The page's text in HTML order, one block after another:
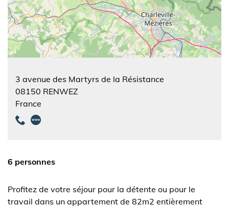
3 avenue des Martyrs de la Résistance
08150 RENWEZ
France
6 personnes
Profitez de votre séjour pour la détente ou pour le
travail dans un appartement de 82m2 entièrement